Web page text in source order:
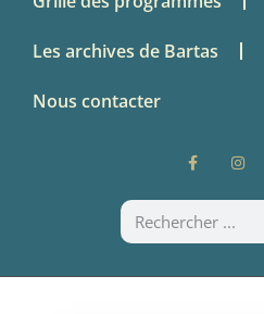
Les archives de Bartas
Nous contacter